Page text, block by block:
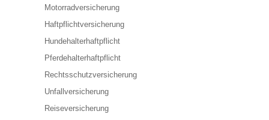
Motorradversicherung
Haftpflichtversicherung
Hundehalterhaftpflicht
Pferdehalterhaftpflicht
Rechtsschutzversicherung
Unfallversicherung
Reiseversicherung